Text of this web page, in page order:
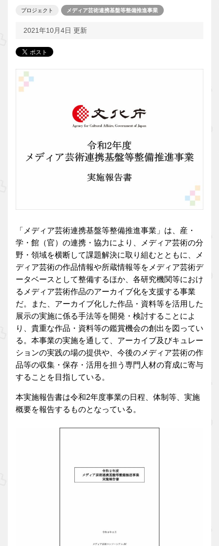
プロジェクト メディア芸術連携基盤等整備推進事業
2021年10月4日 更新
「メディア芸術連携基盤等整備推進事業」は、産・
学・館（官）の連携・協力により、メディア芸術の分
野・領域を横断して課題解決に取り組むとともに、メ
ディア芸術の作品情報や所蔵情報等をメディア芸術デ
ータベースとして整備するほか、各研究機関等におけ
るメディア芸術作品のアーカイブ化を支援する事業
だ。また、アーカイブ化した作品・資料等を活用した
展示の実施に係る手法等を開発・検討することによ
り、貴重な作品・資料等の鑑賞機会の創出を図ってい
る。本事業の実施を通して、アーカイブ及びキュレー
ションの実践の場の提供や、今後のメディア芸術の作
品等の収集・保存・活用を担う専門人材の育成に寄与
することを目指している。
本実施報告書は令和2年度事業の日程、体制等、実施
概要を報告するものとなっている。